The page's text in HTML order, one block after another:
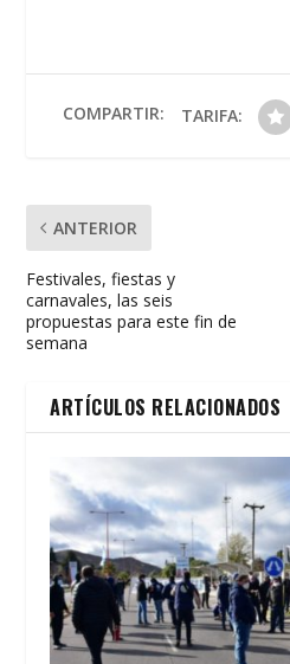
o
o
A
p
COMPARTIR: TARIFA:
ANTERIOR
Festivales, fiestas y
carnavales, las seis
propuestas para este fin de
semana
ARTÍCULOS RELACIONADOS